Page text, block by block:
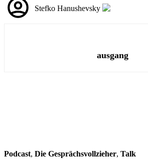
Stefko Hanushevsky
ausgang
Podcast, Die Gesprächsvollzieher, Talk